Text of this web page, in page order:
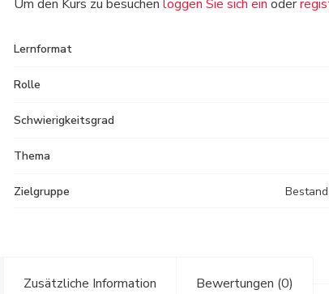
Um den Kurs zu besuchen loggen Sie sich ein oder
Lernformat
Rolle
Schwierigkeitsgrad
Thema
Zielgruppe
Zusätzliche Information Bewertungen (0)